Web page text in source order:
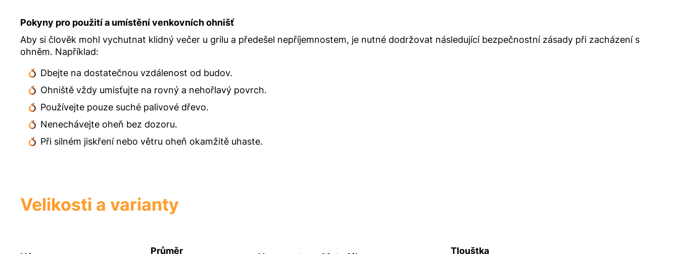
Pokyny pro použití a umístění venkovních ohnišť
Aby si člověk mohl vychutnat klidný večer u grilu a předešel nepříjemnostem, je nutné dodržovat následující bezpečnostní zásady při zacházení s
ohněm. Například:
Dbejte na dostatečnou vzdálenost od budov.
Ohniště vždy umisťujte na rovný a nehořlavý povrch.
Používejte pouze suché palivové dřevo.
Nenechávejte oheň bez dozoru.
Při silném jiskření nebo větru oheň okamžitě uhaste.
Velikosti a varianty
Průměr
Tlouštka